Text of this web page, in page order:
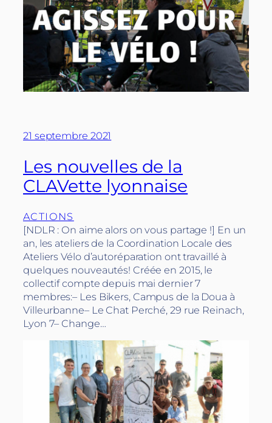
21 septembre 2021
Les nouvelles de la
CLAVette lyonnaise
ACTIONS
[NDLR : On aime alors on vous partage !] En un
an, les ateliers de la Coordination Locale des
Ateliers Vélo d’autoréparation ont travaillé à
quelques nouveautés! Créée en 2015, le
collectif compte depuis mai dernier 7
membres:– Les Bikers, Campus de la Doua à
Villeurbanne– Le Chat Perché, 29 rue Reinach,
Lyon 7– Change…